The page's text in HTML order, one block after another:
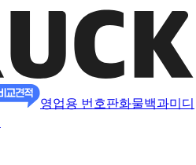
영업용 번호판화물백과미디